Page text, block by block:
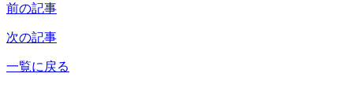
前の記事
次の記事
一覧に戻る